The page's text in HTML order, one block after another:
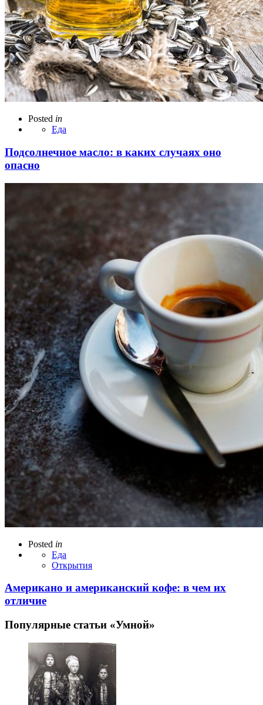
Posted in
Еда
Подсолнечное масло: в каких случаях оно
опасно
Posted in
Еда
Открытия
Американо и американский кофе: в чем их
отличие
Популярные статьи «Умной»